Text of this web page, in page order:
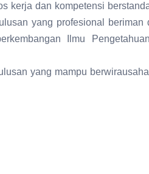
kerja dan kompetensi
yang profesional
Ilmu
yang mampu